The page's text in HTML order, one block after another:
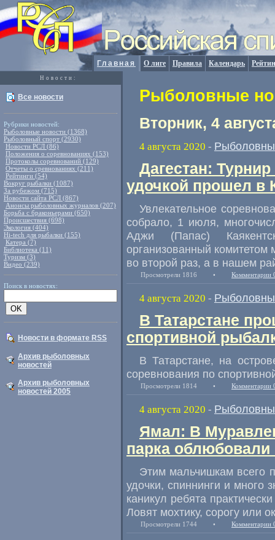
Главная О лиге Правила Календарь
Новости:
Все новости
Рубрики новостей:
Рыболовные новости (1368)
Рыболовный спорт (2930)
Новости РСЛ (86)
Положения о соревнованиях (153)
Протоколы соревнований (129)
Отчеты о сревнованиях (211)
Рейтинги (54)
Вокруг рыбалки (1087)
За рубежом (715)
Новости сайта РСЛ (867)
Анонсы рыболовных журналов (207)
Борьба с браконьерами (650)
Происшествия (698)
Экология (404)
Hi-tech для рыбалки (155)
Катера (7)
Библиотека (11)
Туризм (3)
Видео (239)
Поиск в новостях:
Новости в формате RSS
Архив рыболовных
новостей
Архив рыболовных
новостей 2005
Рыболовные
Вторник, 4
4 августа 2020 -
Дагестан:
удочкой прошел в
Увлекательное
собрало, 1 июля,
Аджи
(Папас)
организованный комитетом
во второй раз, а в нашем
Просмотрели 1816 • Комментарии
4 августа 2020 -
В Татарстане
спортивной
В Татарстане, на
соревнования по
Просмотрели 1814 • Комментарии
4 августа 2020 -
Ямал: В
парка
Этим мальчишкам всего
удочки, спиннинги и много
каникул ребята
Ловят мохтику, сорогу или
Просмотрели 1744 • Комментарии